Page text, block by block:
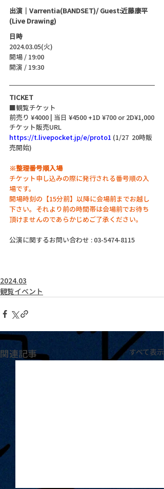
出演｜Varrentia(BANDSET)/ Guest:近藤康平
(Live Drawing)
日時
2024.03.05(火)
開場 / 19:00
開演 / 19:30
TICKET
■観覧チケット
前売り ¥4000 | 当日 ¥4500 +1D ¥700 or 2D¥1,000
チケット販売URL
https://t.livepocket.jp/e/proto1 (1/27  20時販
売開始)
※整理番号順入場
チケット申し込みの際に発行される番号順の入
場です。
開場時刻の【15分前】以降に会場前までお越し
下さい。それより前の時間帯は会場前でお待ち
頂けませんのであらかじめご了承ください。
公演に関するお問い合わせ : 03-5474-8115
2024.03
観覧イベント
関連記事 すべて表示